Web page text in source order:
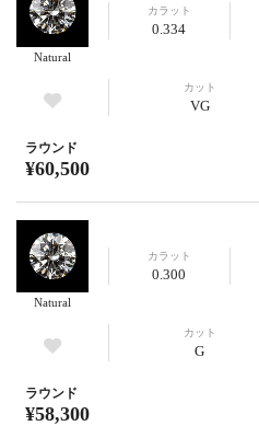
Natural
カラット
0.334
カット
VG
ラウンド
¥60,500
Natural
カラット
0.300
カット
G
ラウンド
¥58,300